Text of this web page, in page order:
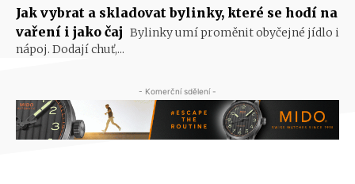
Jak vybrat a skladovat bylinky, které se hodí na
vaření i jako čaj Bylinky umí proměnit obyčejné jídlo i
nápoj. Dodají chuť,...
- Komerční sdělení -